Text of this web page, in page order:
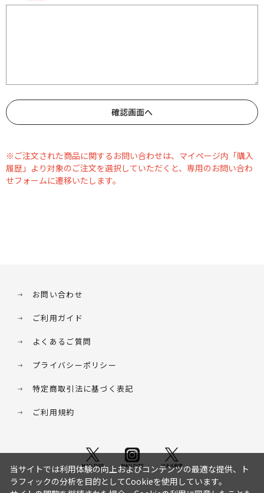
※ご注文された商品に関するお問い合わせは、マイページ内「購入
履歴」より対象のご注文を選択していただくと、専用のお問い合わ
せフォームに遷移いたします。
お問い合わせ
ご利用ガイド
よくあるご質問
プライバシーポリシー
特定商取引法に基づく表記
ご利用規約
当サイトでは利用体験の向上およびコンテンツの最適な提供、ト
ラフィックの分析を目的としてCookieを使用しています。